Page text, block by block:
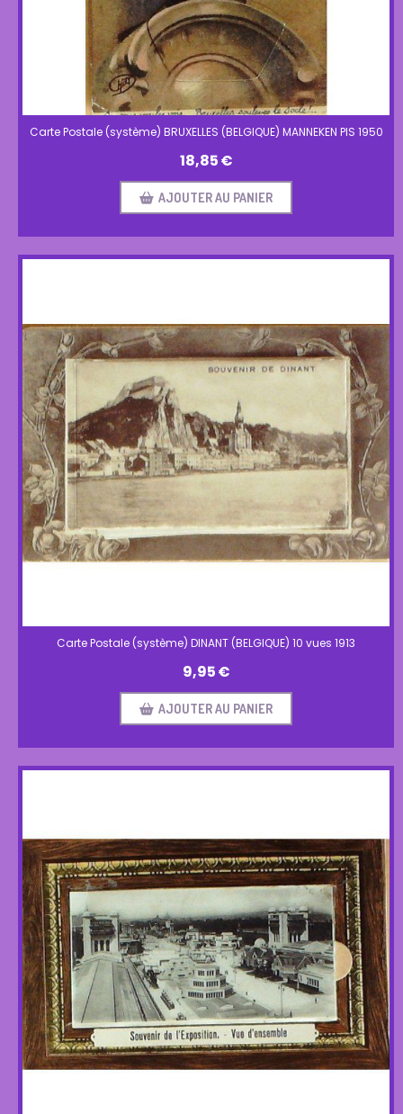
Carte Postale (système) BRUXELLES (BELGIQUE) MANNEKEN PIS 1950
18,85€
AJOUTER AU PANIER
Carte Postale (système) DINANT (BELGIQUE) 10 vues 1913
9,95€
AJOUTER AU PANIER